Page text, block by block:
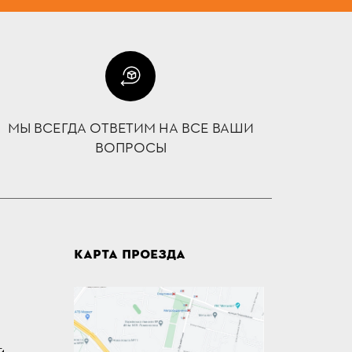
МЫ ВСЕГДА ОТВЕТИМ НА ВСЕ ВАШИ
ВОПРОСЫ
КАРТА ПРОЕЗДА